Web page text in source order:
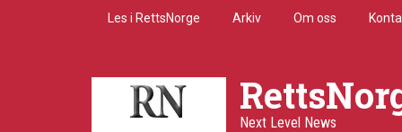
Les i RettsNorge Arkiv Om oss
Next Level News